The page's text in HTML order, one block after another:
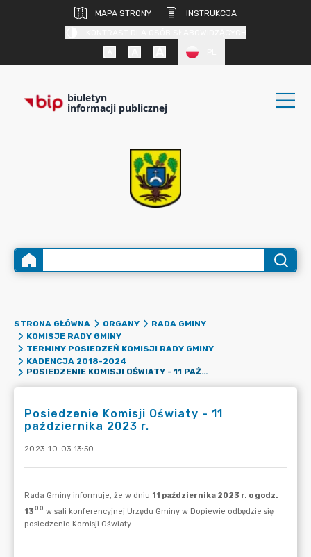
MAPA STRONY
INSTRUKCJA
biuletyn
informacji publicznej
STRONA GŁÓWNA ORGANY
RADA GMINY
KOMISJE RADY GMINY
TERMINY POSIEDZEŃ KOMISJI RADY GMINY
KADENCJA 2018-2024
POSIEDZENIE KOMISJI OŚWIATY - 11 PAŹDZIERNIKA 2023 R.
Posiedzenie Komisji Oświaty - 11
października 2023 r.
2023-10-03 13:50